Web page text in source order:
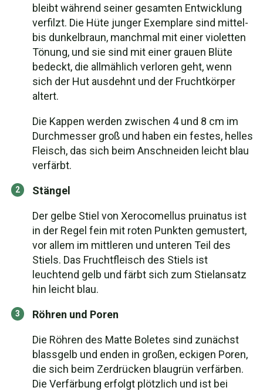
bleibt während seiner gesamten Entwicklung
verfilzt. Die Hüte junger Exemplare sind mittel-
bis dunkelbraun, manchmal mit einer violetten
Tönung, und sie sind mit einer grauen Blüte
bedeckt, die allmählich verloren geht, wenn
sich der Hut ausdehnt und der Fruchtkörper
altert.
Die Kappen werden zwischen 4 und 8 cm im
Durchmesser groß und haben ein festes, helles
Fleisch, das sich beim Anschneiden leicht blau
verfärbt.
Stängel
Der gelbe Stiel von Xerocomellus pruinatus ist
in der Regel fein mit roten Punkten gemustert,
vor allem im mittleren und unteren Teil des
Stiels. Das Fruchtfleisch des Stiels ist
leuchtend gelb und färbt sich zum Stielansatz
hin leicht blau.
Röhren und Poren
Die Röhren des Matte Boletes sind zunächst
blassgelb und enden in großen, eckigen Poren,
die sich beim Zerdrücken blaugrün verfärben.
Die Verfärbung erfolgt plötzlich und ist bei